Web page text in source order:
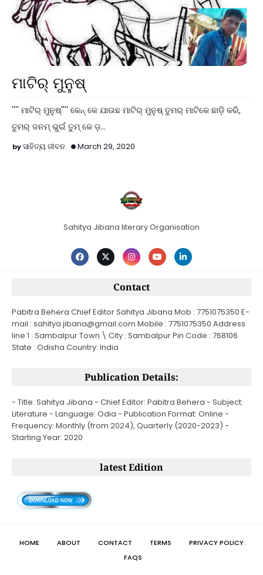
ମାଟିର୍ ମୁନୁଷ୍
'''' ମାଟିର୍ ମୁନୁଷ୍'''' କେନ୍ କେ ଯାଉଛ ମାଟିର୍ ମୁନୁଷ୍ ତୁମର୍ ମାଟିକେ ଛାଡ଼ି କରି,
ତୁମର୍ ଜନମ୍ ଭୁଇଁ ତୁମ୍ କେ ଡ଼…
ସାହିତ୍ୟ ଜୀବନ March 29, 2020
Sahitya Jibana literary Organisation
Contact
Pabitra Behera Chief Editor Sahitya Jibana Mob : 7751075350 E-
mail : sahitya jibana@gmail.com Mobile : 7751075350 Address
line 1 : Sambalpur Town \ City : Sambalpur Pin Code : 768106
State : Odisha Country: India
Publication Details:
- Title: Sahitya Jibana - Chief Editor: Pabitra Behera - Subject:
Literature - Language: Odia - Publication Format: Online -
Frequency: Monthly (from 2024), Quarterly (2020-2023) -
Starting Year: 2020
latest Edition
HOME ABOUT CONTACT TERMS
PRIVACY POLICY
FAQS